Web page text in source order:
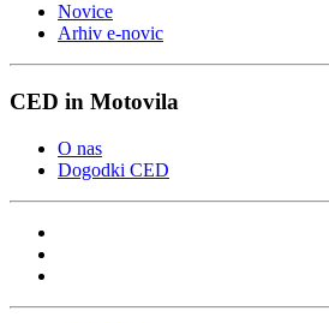
Novice
Arhiv e-novic
CED in Motovila
O nas
Dogodki CED